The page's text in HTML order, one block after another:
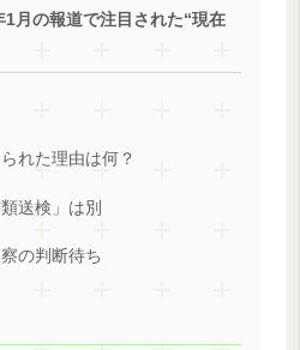
月の報道で注目された“現在
れた理由は何？
送検」は別
の判断待ち